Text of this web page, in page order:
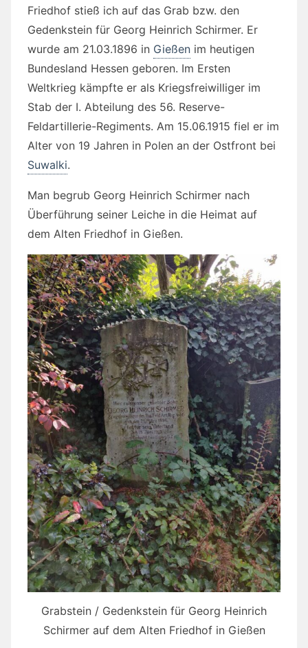
Friedhof stieß ich auf das Grab bzw. den
Gedenkstein für Georg Heinrich Schirmer. Er
wurde am 21.03.1896 in Gießen im heutigen
Bundesland Hessen geboren. Im Ersten
Weltkrieg kämpfte er als Kriegsfreiwilliger im
Stab der I. Abteilung des 56. Reserve-
Feldartillerie-Regiments. Am 15.06.1915 fiel er im
Alter von 19 Jahren in Polen an der Ostfront bei
Suwalki.
Man begrub Georg Heinrich Schirmer nach
Überführung seiner Leiche in die Heimat auf
dem Alten Friedhof in Gießen.
Grabstein / Gedenkstein für Georg Heinrich
Schirmer auf dem Alten Friedhof in Gießen